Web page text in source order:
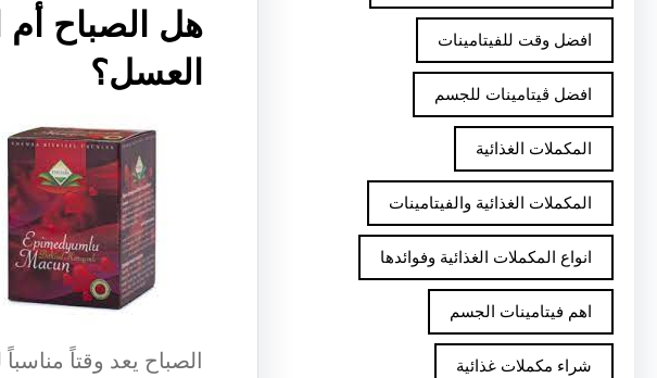
افضل وقت للفيتامينات
افضل ڤيتامينات للجسم
المكملات الغذائية
المكملات الغذائية والفيتامينات
انواع المكملات الغذائية وفوائدها
اهم فيتامينات الجسم
شراء مكملات غذائية
هل الصباح
العسل؟
الصباح يعد وقتاً